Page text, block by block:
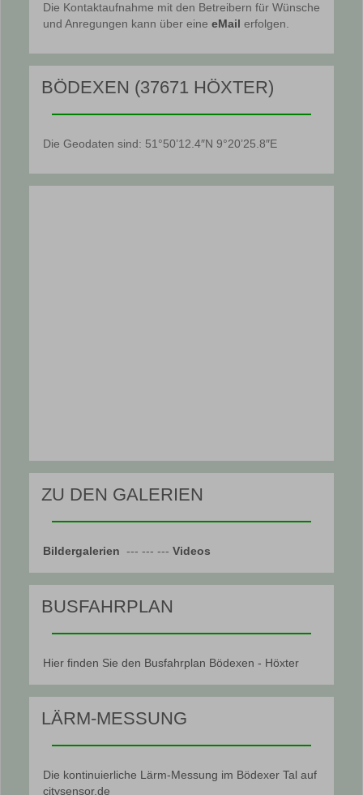
Die Kontaktaufnahme mit den Betreibern für Wünsche
und Anregungen kann über eine eMail erfolgen.
BÖDEXEN (37671 HÖXTER)
Die Geodaten sind: 51°50’12.4″N 9°20’25.8″E
ZU DEN GALERIEN
Bildergalerien --- --- --- Videos
BUSFAHRPLAN
Hier finden Sie den Busfahrplan Bödexen - Höxter
LÄRM-MESSUNG
Die kontinuierliche Lärm-Messung im Bödexer Tal auf
citysensor.de